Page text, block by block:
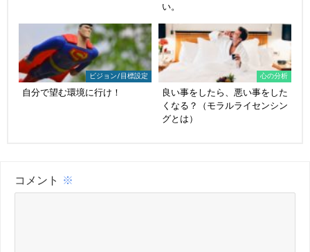
い。
ビジョン/目標設定
自分で望む環境に行け！
心の分析
良い事をしたら、悪い事をした
くなる？（モラルライセンシン
グとは）
コメント ※